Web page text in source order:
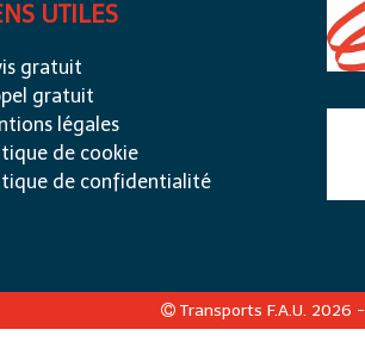
UTILES
gratuit
gratuit
légales
de cookie
de confidentialité
Transports F.A.U. 2026 -